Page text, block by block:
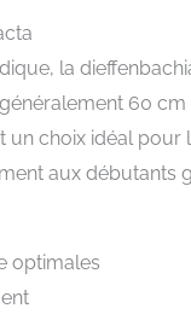
la
60
choix idéal pour
aux débutants
optimales